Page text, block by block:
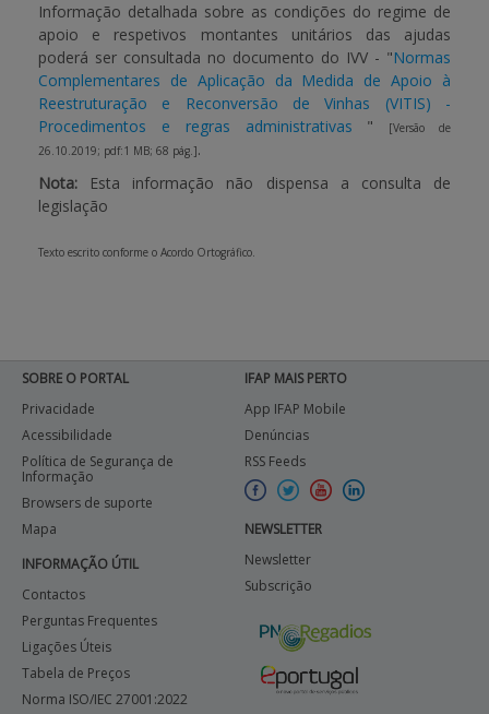
Informação detalhada sobre as condições do regime de
apoio e respetivos montantes unitários das ajudas
poderá ser consultada no documento do IVV - "Normas
Complementares de Aplicação da Medida de Apoio à
Reestruturação e Reconversão de Vinhas (VITIS) -
Procedimentos e regras administrativas "
[Versão de
26.10.2019; pdf:1 MB; 68 pág.].
Nota: Esta informação não dispensa a consulta de
legislação
Texto escrito conforme o Acordo Ortográfico.
SOBRE O PORTAL
Privacidade
Acessibilidade
Política de Segurança de
Informação
Browsers de suporte
Mapa
INFORMAÇÃO ÚTIL
Contactos
Perguntas Frequentes
Ligações Úteis
Tabela de Preços
Norma ISO/IEC 27001:2022
IFAP MAIS PERTO
App IFAP Mobile
Denúncias
RSS Feeds
NEWSLETTER
Newsletter
Subscrição